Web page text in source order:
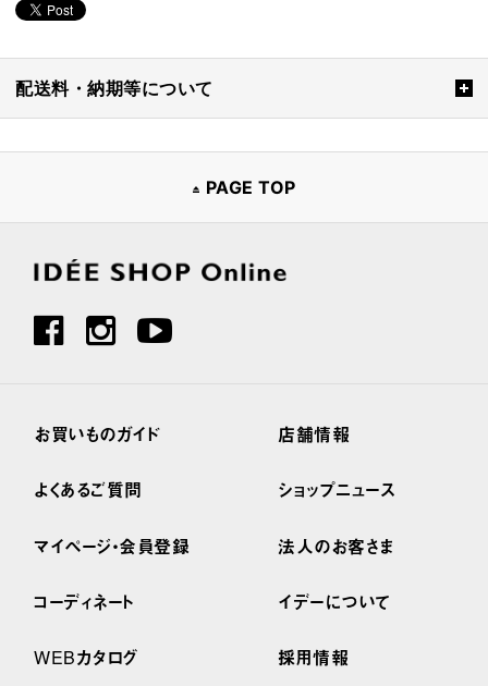
配送料・納期等について
PAGE TOP
お買いものガイド
よくあるご質問
マイページ・会員登録
コーディネート
WEBカタログ
店舗情報
ショップニュース
法人のお客さま
イデーについて
採用情報